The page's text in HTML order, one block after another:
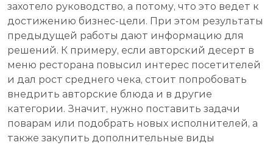
захотело руководство, а потому, что это ведет к
достижению бизнес-цели. При этом результаты
предыдущей работы дают информацию для
решений. К примеру, если авторский десерт в
меню ресторана повысил интерес посетителей
и дал рост среднего чека, стоит попробовать
внедрить авторские блюда и в другие
категории. Значит, нужно поставить задачи
поварам или подобрать новых исполнителей, а
также закупить дополнительные виды